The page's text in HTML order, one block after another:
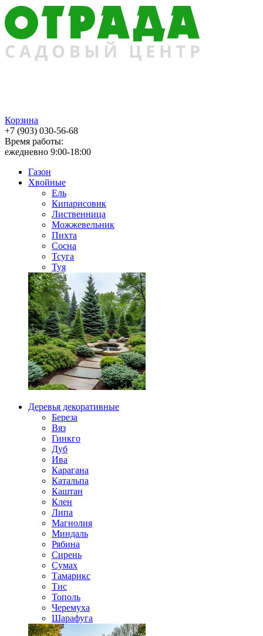
Корзина
+7 (903) 030-56-68
Время работы:
ежедневно 9:00-18:00
Газон
Хвойные
Ель
Кипарисовик
Лиственница
Можжевельник
Пихта
Сосна
Тсуга
Туя
Деревья декоративные
Береза
Вяз
Гинкго
Дуб
Ива
Карагана
Катальпа
Каштан
Клен
Липа
Магнолия
Миндаль
Рябина
Сирень
Сумах
Тамарикс
Тис
Тополь
Черемуха
Шарафуга